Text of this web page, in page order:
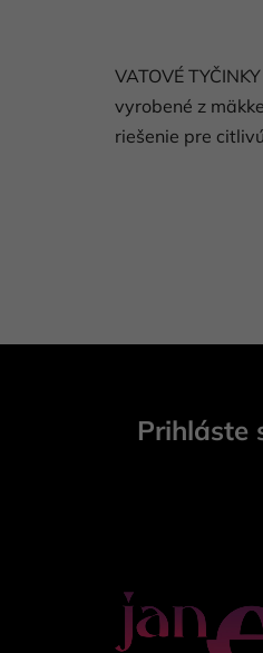
VATOVÉ
vyrobené z
riešenie pre
Prihláste